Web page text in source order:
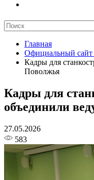
Главная
Официальный
Кадры для
Поволжья
Кадры для
объединили
27.05.2026
583